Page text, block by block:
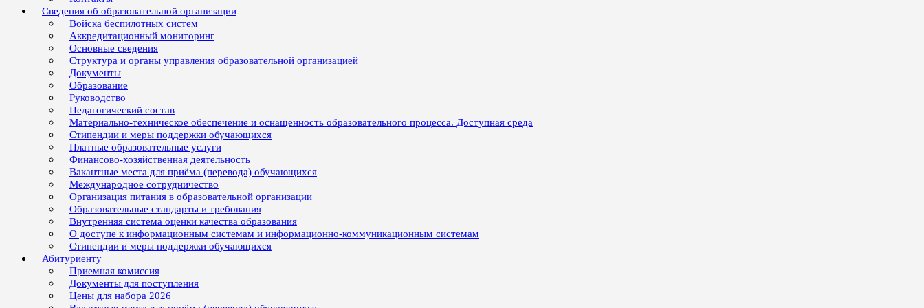
Сведения об образовательной организации
Войска беспилотных систем
Аккредитационный мониторинг
Основные сведения
Структура и органы управления образовательной организацией
Документы
Образование
Руководство
Педагогический состав
Материально-техническое обеспечение и оснащенность образовательного процесса. Доступная среда
Стипендии и меры поддержки обучающихся
Платные образовательные услуги
Финансово-хозяйственная деятельность
Вакантные места для приёма (перевода) обучающихся
Международное сотрудничество
Организация питания в образовательной организации
Образовательные стандарты и требования
Внутренняя система оценки качества образования
О доступе к информационным системам и информационно-коммуникационным системам
Стипендии и меры поддержки обучающихся
Абитуриенту
Приемная комиссия
Документы для поступления
Цены для набора 2026